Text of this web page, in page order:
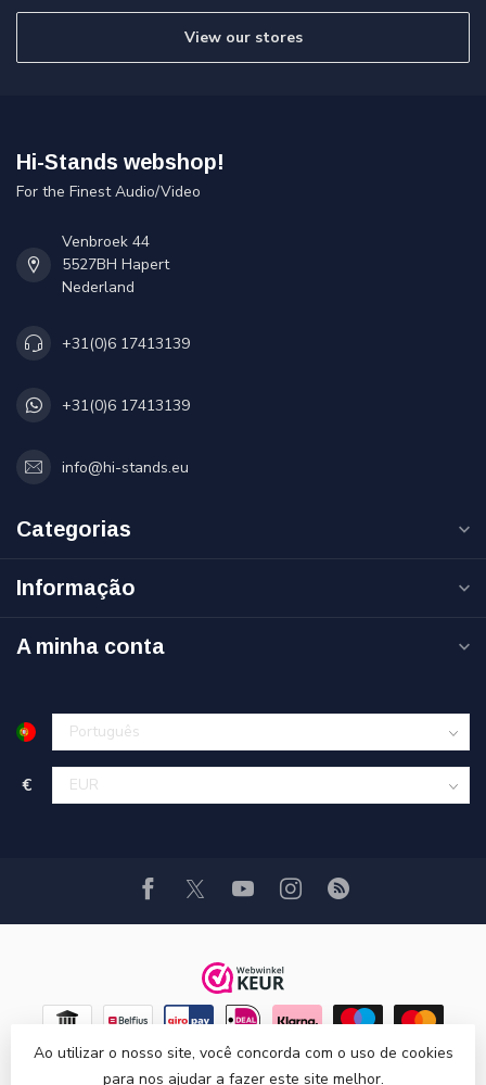
View our stores
Hi-Stands webshop!
For the Finest Audio/Video
Venbroek 44
5527BH Hapert
Nederland
+31(0)6 17413139
+31(0)6 17413139
info@hi-stands.eu
Categorias
Informação
A minha conta
€
Ao utilizar o nosso site, você concorda com o uso de cookies
para nos ajudar a fazer este site melhor.